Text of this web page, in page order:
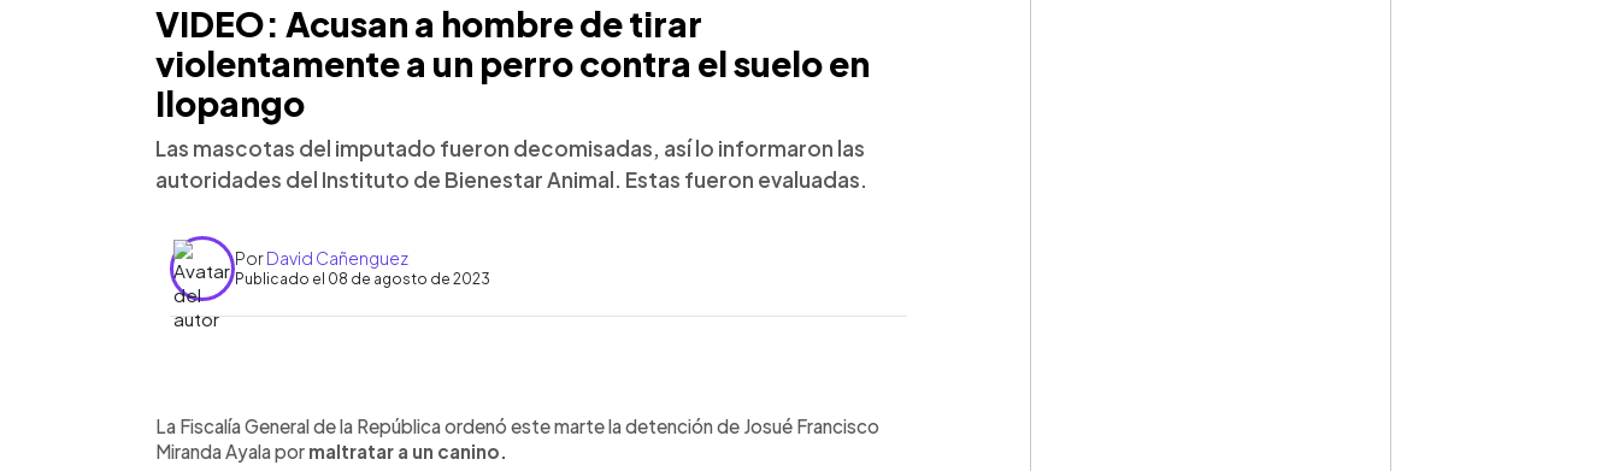
VIDEO: Acusan a hombre de tirar
violentamente a un perro contra el suelo en
Ilopango
Las mascotas del imputado fueron decomisadas, así lo informaron las
autoridades del Instituto de Bienestar Animal. Estas fueron evaluadas.
PorDavid Cañenguez
Publicado el 08 de agosto de 2023
► Escuchar artículo
La Fiscalía General de la República ordenó este marte la detención de Josué Francisco
Miranda Ayala por maltratar a un canino.